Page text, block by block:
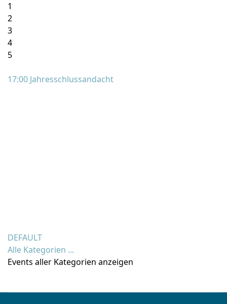
1
2
3
4
5
17:00 Jahresschlussandacht
DEFAULT
Alle Kategorien ...
Events aller Kategorien anzeigen